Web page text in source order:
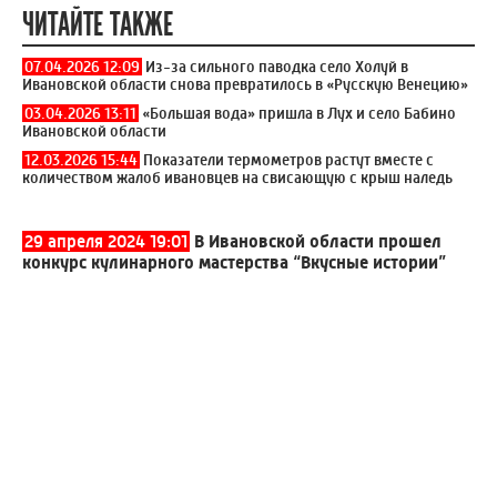
ЧИТАЙТЕ ТАКЖЕ
07.04.2026 12:09 Из-за сильного паводка село Холуй в
Ивановской области снова превратилось в «Русскую Венецию»
03.04.2026 13:11 «Большая вода» пришла в Лух и село Бабино
Ивановской области
12.03.2026 15:44 Показатели термометров растут вместе с
количеством жалоб ивановцев на свисающую с крыш наледь
29 апреля 2024 19:01 В Ивановской области прошел
конкурс кулинарного мастерства “Вкусные истории”